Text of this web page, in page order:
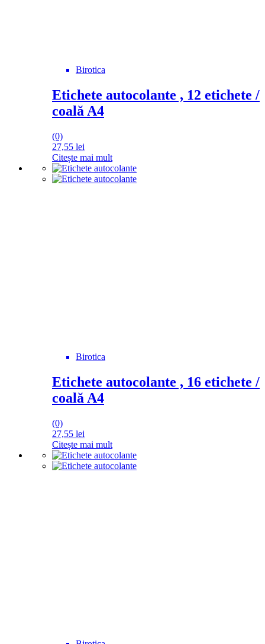
Birotica
Etichete autocolante , 12 etichete /
coală A4
(0)
27,55 lei
Citește mai mult
Birotica
Etichete autocolante , 16 etichete /
coală A4
(0)
27,55 lei
Citește mai mult